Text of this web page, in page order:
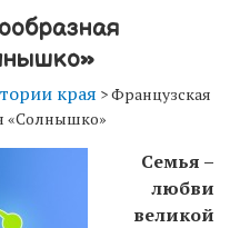
края >Французская
«Солнышко»
Семья –
любви
великой